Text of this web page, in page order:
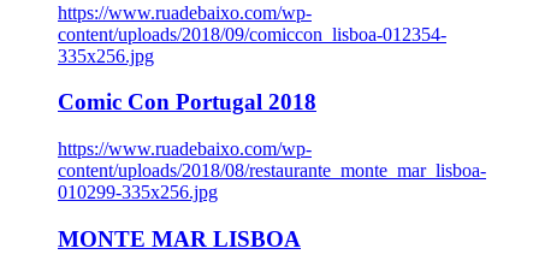
https://www.ruadebaixo.com/wp-
content/uploads/2018/09/comiccon_lisboa-012354-
335x256.jpg
Comic Con Portugal 2018
https://www.ruadebaixo.com/wp-
content/uploads/2018/08/restaurante_monte_mar_lisboa-
010299-335x256.jpg
MONTE MAR LISBOA